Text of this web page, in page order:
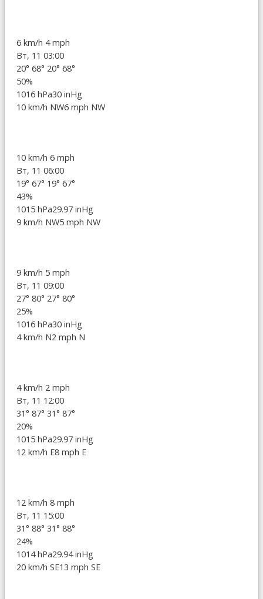
6 km/h 4 mph
Вт, 11 03:00
20° 68° 20° 68°
50%
1016 hPa30 inHg
10 km/h NW6 mph NW
10 km/h 6 mph
Вт, 11 06:00
19° 67° 19° 67°
43%
1015 hPa29.97 inHg
9 km/h NW5 mph NW
9 km/h 5 mph
Вт, 11 09:00
27° 80° 27° 80°
25%
1016 hPa30 inHg
4 km/h N2 mph N
4 km/h 2 mph
Вт, 11 12:00
31° 87° 31° 87°
20%
1015 hPa29.97 inHg
12 km/h E8 mph E
12 km/h 8 mph
Вт, 11 15:00
31° 88° 31° 88°
24%
1014 hPa29.94 inHg
20 km/h SE13 mph SE